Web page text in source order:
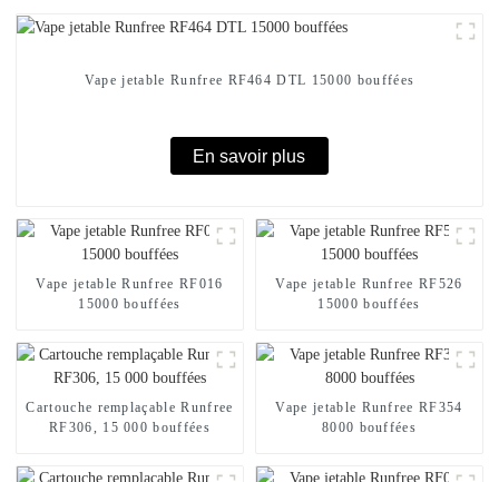
Vape jetable Runfree RF464 DTL 15000 bouffées
En savoir plus
Vape jetable Runfree RF016
15000 bouffées
Vape jetable Runfree RF526
15000 bouffées
Cartouche remplaçable Runfree
RF306, 15 000 bouffées
Vape jetable Runfree RF354
8000 bouffées